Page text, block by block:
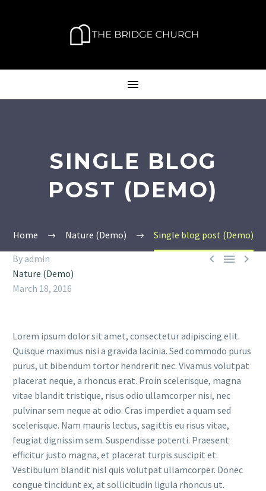
SINGLE BLOG
POST (DEMO)
Home Nature (Demo) Single blog post (Demo)
  
By admin
Nature (Demo)
March 18, 2016
Lorem ipsum dolor sit amet, consectetur adipiscing elit.
Quisque maximus nisi a gravida lacinia. Sed commodo purus
purus, ut bibendum tortor hendrerit nec. Vivamus volutpat
placerat neque, a rhoncus erat. Proin scelerisque, magna
vitae blandit tristique, risus odio ullamcorper nisi, nec
pulvinar sem neque at odio. Cras imperdiet a quam sed
scelerisque. Nam mauris lectus, sagittis eu risus vitae,
feugiat dignissim sem. Suspendisse potenti. Praesent
efficitur justo magna, et placerat turpis suscipit et.
Vestibulum blandit nisl quis volutpat ullamcorper. Donec
congue tincidunt ex, at sollicitudin ligula rhoncus ut.